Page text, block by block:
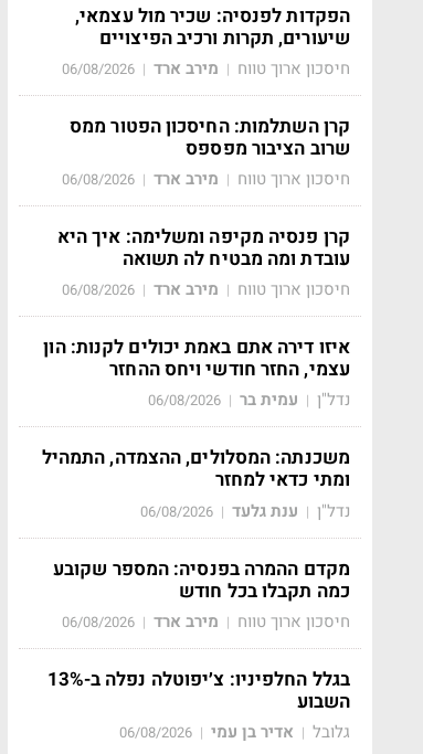
הפקדות לפנסיה: שכיר מול עצמאי,
שיעורים, תקרות ורכיב הפיצויים
חיסכון ארוך טווח | מירב ארד |
06/08/2026
קרן השתלמות: החיסכון הפטור ממס
שרוב הציבור מפספס
חיסכון ארוך טווח | מירב ארד |
06/08/2026
קרן פנסיה מקיפה ומשלימה: איך היא
עובדת ומה מבטיח לה תשואה
חיסכון ארוך טווח | מירב ארד |
06/08/2026
איזו דירה אתם באמת יכולים לקנות: הון
עצמי, החזר חודשי ויחס ההחזר
נדל"ן | עמית בר |
06/08/2026
משכנתה: המסלולים, ההצמדה, התמהיל
ומתי כדאי למחזר
נדל"ן | ענת גלעד |
06/08/2026
מקדם ההמרה בפנסיה: המספר שקובע
כמה תקבלו בכל חודש
חיסכון ארוך טווח | מירב ארד |
06/08/2026
בגלל החלפיניו: צ׳יפוטלה נפלה ב-13%
השבוע
גלובל | אדיר בן עמי |
06/08/2026